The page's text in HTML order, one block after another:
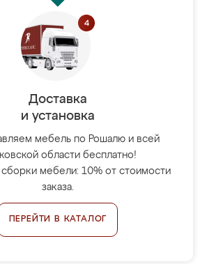
Доставка
и установка
мебель по Рошалю и всей
области бесплатно!
мебели: 10% от стоимости
заказа.
ПЕРЕЙТИ В КАТАЛОГ